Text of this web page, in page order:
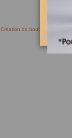
Création de boutique en ligne